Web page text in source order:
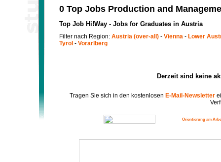
0 Top Jobs Production and
Top Job Hi!Way - Jobs for Graduates in Austria
Filter nach Region: Austria (over-all) - Vienna - Lower
Tyrol - Vorarlberg
Derzeit sind keine
Tragen Sie sich in den kostenlosen E-Mail-Newsletter
Orientierung am